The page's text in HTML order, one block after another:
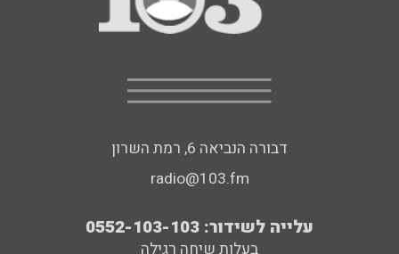
דבורה הנביאה 6, רמת השרון
radio@103.fm
עלייה לשידור: 0552-103-103
בעלות שיחה רגילה